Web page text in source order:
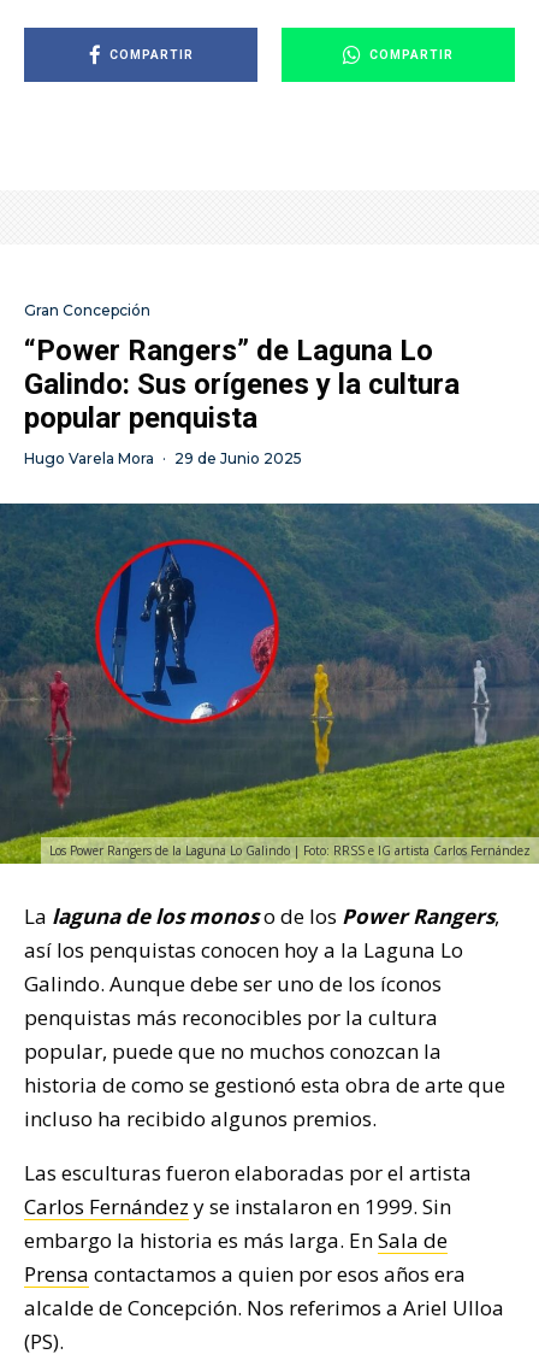
COMPARTIR COMPARTIR
Gran Concepción
“Power Rangers” de Laguna Lo
Galindo: Sus orígenes y la cultura
popular penquista
Hugo Varela Mora · 29 de Junio 2025
Los Power Rangers de la Laguna Lo Galindo | Foto: RRSS e IG artista Carlos Fernández
La laguna de los monoso de los Power Rangers,
así los penquistas conocen hoy a la Laguna Lo
Galindo. Aunque debe ser uno de los íconos
penquistas más reconocibles por la cultura
popular, puede que no muchos conozcan la
historia de como se gestionó esta obra de arte que
incluso ha recibido algunos premios.
Las esculturas fueron elaboradas por el artista
Carlos Fernández y se instalaron en 1999. Sin
embargo la historia es más larga. EnSala de
Prensa contactamos a quien por esos años era
alcalde de Concepción. Nos referimos a Ariel Ulloa
(PS).